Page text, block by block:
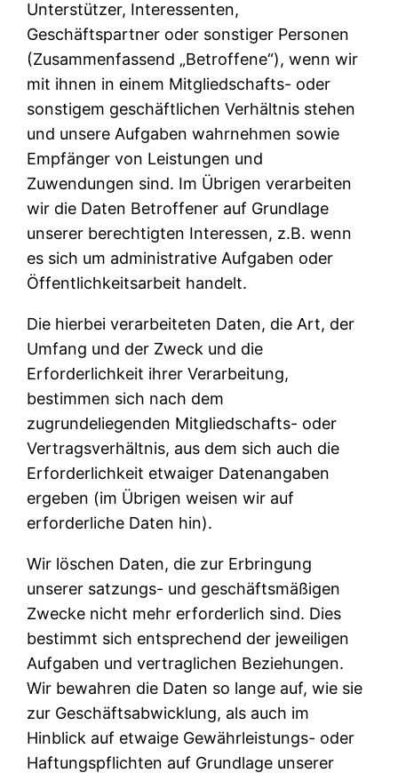
Unterstützer, Interessenten,
Geschäftspartner oder sonstiger Personen
(Zusammenfassend „Betroffene“), wenn wir
mit ihnen in einem Mitgliedschafts- oder
sonstigem geschäftlichen Verhältnis stehen
und unsere Aufgaben wahrnehmen sowie
Empfänger von Leistungen und
Zuwendungen sind. Im Übrigen verarbeiten
wir die Daten Betroffener auf Grundlage
unserer berechtigten Interessen, z.B. wenn
es sich um administrative Aufgaben oder
Öffentlichkeitsarbeit handelt.
Die hierbei verarbeiteten Daten, die Art, der
Umfang und der Zweck und die
Erforderlichkeit ihrer Verarbeitung,
bestimmen sich nach dem
zugrundeliegenden Mitgliedschafts- oder
Vertragsverhältnis, aus dem sich auch die
Erforderlichkeit etwaiger Datenangaben
ergeben (im Übrigen weisen wir auf
erforderliche Daten hin).
Wir löschen Daten, die zur Erbringung
unserer satzungs- und geschäftsmäßigen
Zwecke nicht mehr erforderlich sind. Dies
bestimmt sich entsprechend der jeweiligen
Aufgaben und vertraglichen Beziehungen.
Wir bewahren die Daten so lange auf, wie sie
zur Geschäftsabwicklung, als auch im
Hinblick auf etwaige Gewährleistungs- oder
Haftungspflichten auf Grundlage unserer